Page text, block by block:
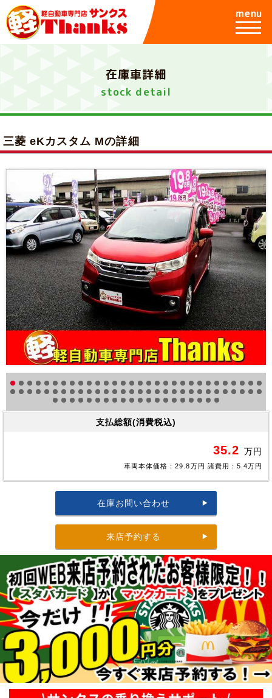
menu
在庫車詳細
stock detail
三菱 eKカスタム Mの詳細
支払総額(消費税込)
35.2 万円
車両本体価格：29.8万円 諸費用：5.4万円
在庫お問い合わせ
来店予約する